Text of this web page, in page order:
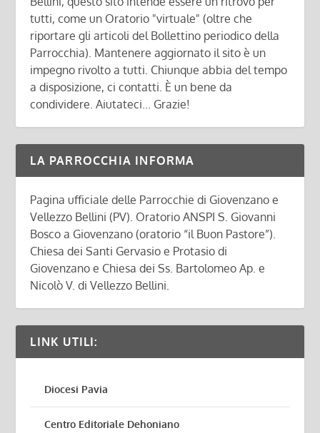
tutti, come un Oratorio "virtuale" (oltre che
riportare gli articoli del Bollettino periodico della
Parrocchia). Mantenere aggiornato il sito è un
impegno rivolto a tutti. Chiunque abbia del tempo
a disposizione, ci contatti. È un bene da
condividere. Aiutateci... Grazie!
LA PARROCCHIA INFORMA
Pagina ufficiale delle Parrocchie di Giovenzano e
Vellezzo Bellini (PV). Oratorio ANSPI S. Giovanni
Bosco a Giovenzano (oratorio “il Buon Pastore”).
Chiesa dei Santi Gervasio e Protasio di
Giovenzano e Chiesa dei Ss. Bartolomeo Ap. e
Nicolò V. di Vellezzo Bellini.
LINK UTILI:
Diocesi Pavia
Centro Editoriale Dehoniano